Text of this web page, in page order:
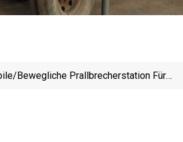
bewegliche Prallbrecherstation Für